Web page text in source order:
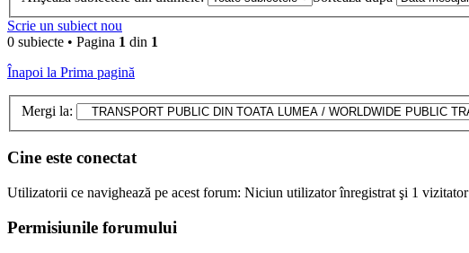
Scrie un subiect nou
0 subiecte • Pagina 1 din 1
Înapoi la Prima pagină
Mergi la:
Cine este conectat
Utilizatorii ce navighează pe acest forum: Niciun utilizator înregistrat şi 1 vizitator
Permisiunile forumului